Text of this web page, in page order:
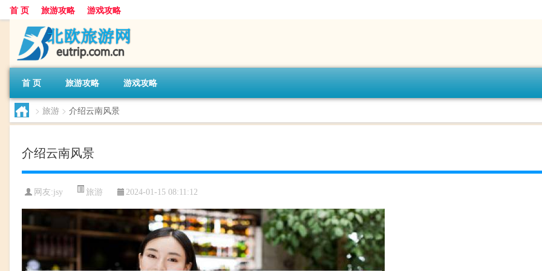
首 页 旅游攻略 游戏攻略
首 页 旅游攻略 游戏攻略
> 旅游 > 介绍云南风景
介绍云南风景
网友:jsy 旅游 2024-01-15 08:11:12